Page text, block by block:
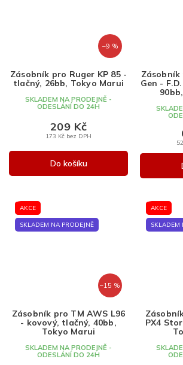
–9 %
Zásobník pro Ruger KP 85 -
tlačný, 26bb, Tokyo Marui
SKLADEM NA PRODEJNĚ -
ODESLÁNÍ DO 24H
173 Kč bez DPH
209 Kč
Do košíku
Zásobník
Gen -
AKCE
SKLADEM NA PRODEJNĚ
–15 %
Zásobník pro TM AWS L96
- kovový, tlačný, 40bb,
Tokyo Marui
SKLADEM NA PRODEJNĚ -
ODESLÁNÍ DO 24H
AKCE
SKLADEM
PX4